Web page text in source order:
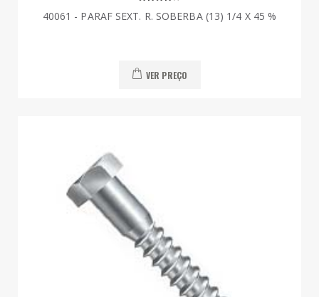
40061 - PARAF SEXT. R. SOBERBA (13) 1/4 X 45 %
VER PREÇO